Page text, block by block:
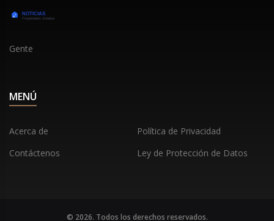
Gente
MENÚ
Acerca de
Política de Privacidad
Contáctenos
Ley de Protección de Datos
© 2026. Todos los derechos reservados.